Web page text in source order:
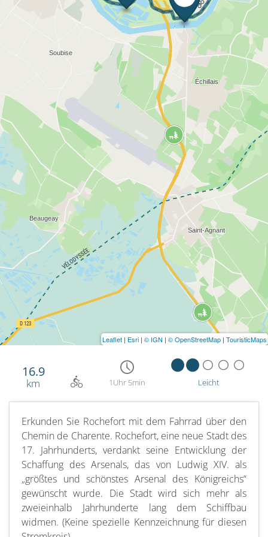
16.9
km 1Uhr 5min Leicht
Erkunden Sie Rochefort mit dem Fahrrad über den
Chemin de Charente. Rochefort, eine neue Stadt des
17. Jahrhunderts, verdankt seine Entwicklung der
Schaffung des Arsenals, das von Ludwig XIV. als
„größtes und schönstes Arsenal des Königreichs“
gewünscht wurde. Die Stadt wird sich mehr als
zweieinhalb Jahrhunderte lang dem Schiffbau
widmen. (Keine spezielle Kennzeichnung für diesen
Leaflet | Esri | © IGN | © OpenStreetMap | TouristicMaps